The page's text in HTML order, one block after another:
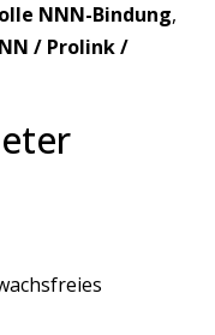
NNN-Bindung,
/ Prolink /